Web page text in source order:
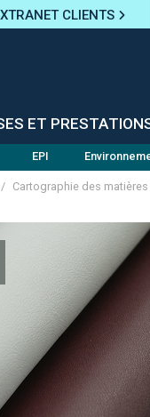
CLIENTS
ET
EPI
/ Cartographie des